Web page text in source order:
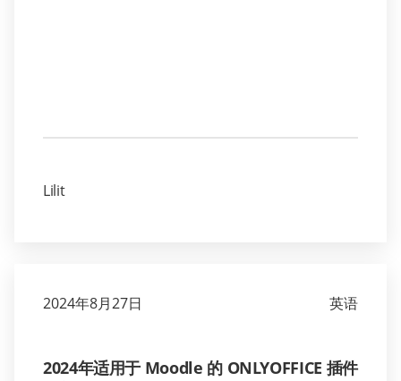
Lilit
2024年8月27日 英语
2024年适用于 Moodle 的 ONLYOFFICE 插件